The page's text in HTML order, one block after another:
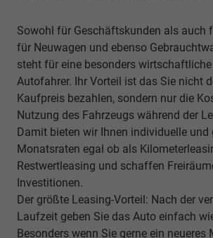
Sowohl für Geschäftskunden als auch
für Neuwagen und ebenso
steht für eine besonders
Autofahrer. Ihr Vorteil ist das Sie nicht
Kaufpreis bezahlen, sondern nur die
Nutzung des Fahrzeugs während der
Damit bieten wir Ihnen individuelle und
Monatsraten egal ob als
Restwertleasing und schaffen
Investitionen.
Der größte Leasing-Vorteil: Nach der
Laufzeit geben Sie das Auto einfach
Besonders wenn Sie gerne ein neueres